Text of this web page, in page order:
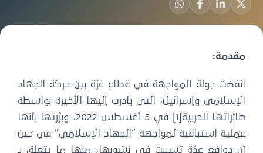
مقدمة:
انفضت جولة المواجهة في قطاع غزة بين حركة الجهاد
الإسلامي وإسرائيل، التي بادرت إليها الأخيرة بواسطة
طائراتها الحربية[1] في 5 أغسطس 2022، وبرَّرَتها بأنها
عملية استباقية لمواجهة “الجهاد الإسلامي” في حين
أن دوافع عدّة تسببت في نشوبها، منها ما يتعلق بـ